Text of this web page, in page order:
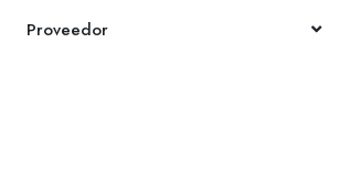
Proveedor